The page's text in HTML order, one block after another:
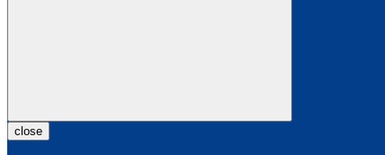
close